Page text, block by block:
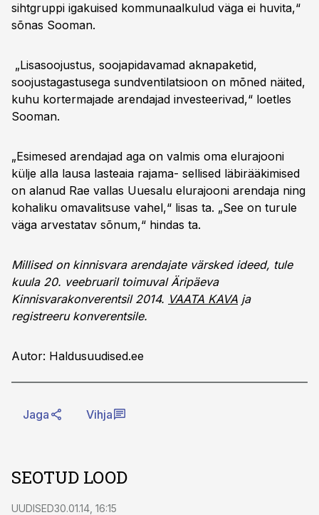
sihtgruppi igakuised kommunaalkulud väga ei huvita,“
sõnas Sooman.
„Lisasoojustus, soojapidavamad aknapaketid,
soojustagastusega sundventilatsioon on mõned näited,
kuhu kortermajade arendajad investeerivad,“ loetles
Sooman.
„Esimesed arendajad aga on valmis oma elurajooni
külje alla lausa lasteaia rajama- sellised läbirääkimised
on alanud Rae vallas Uuesalu elurajooni arendaja ning
kohaliku omavalitsuse vahel,“ lisas ta. „See on turule
väga arvestatav sõnum,“ hindas ta.
Millised on kinnisvara arendajate värsked ideed, tule
kuula 20. veebruaril toimuval Äripäeva
Kinnisvarakonverentsil 2014. VAATA KAVA ja
registreeru konverentsile.
Autor: Haldusuudised.ee
Jaga Vihja
SEOTUD LOOD
UUDISED30.01.14, 16:15